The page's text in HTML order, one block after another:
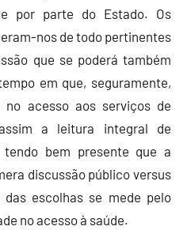
por parte do Estado. Os
nos de todo pertinentes
que se poderá também
em que, seguramente,
no acesso aos serviços de
a leitura integral de
tendo bem presente que a
discussão público versus
escolhas se mede pelo
no acesso à saúde.